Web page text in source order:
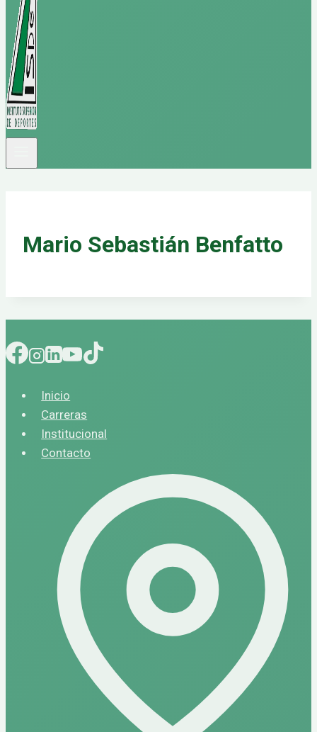
Mario Sebastián Benfatto
Inicio
Carreras
Institucional
Contacto